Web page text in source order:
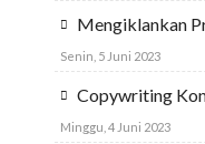
Mengiklankan
Senin, 5 Juni 2023
Copywriting
Minggu, 4 Juni 2023